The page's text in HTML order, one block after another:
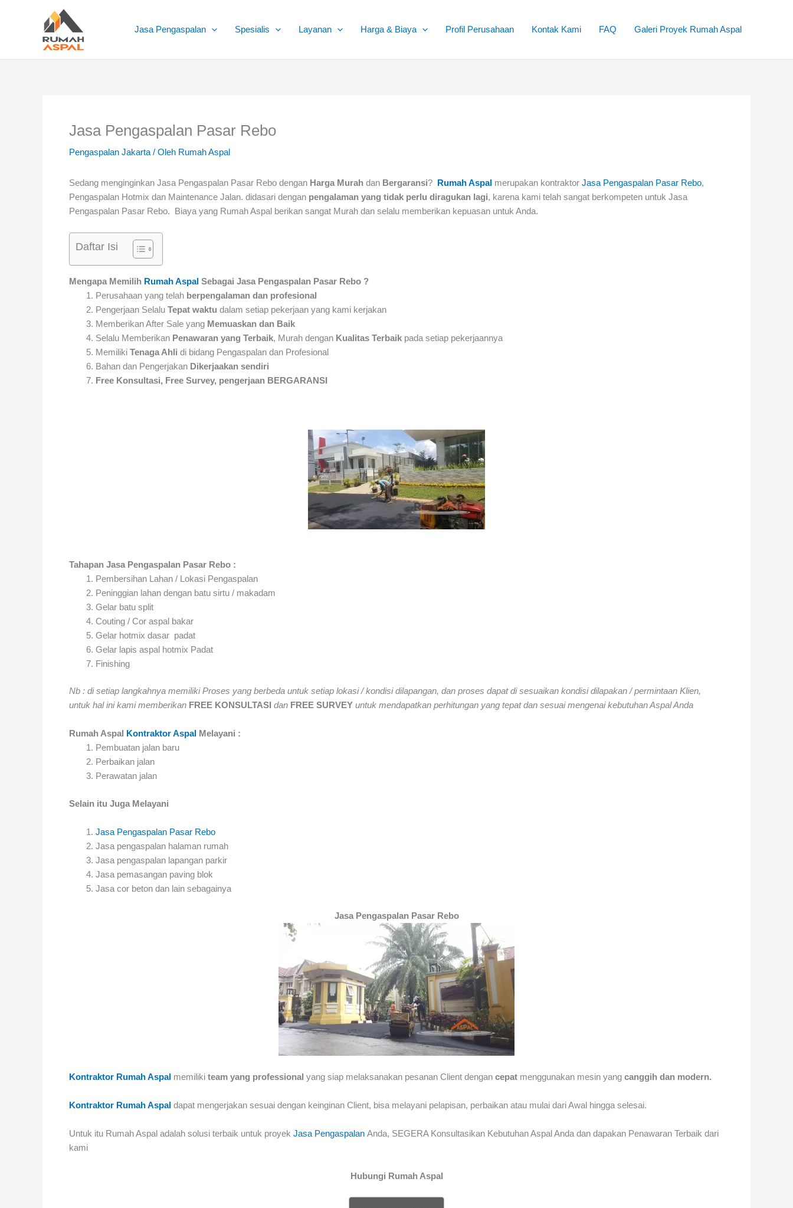
Jasa Pengaspalan Spesialis Layanan Harga & Biaya Profil Perusahaan Kontak Kami FAQ Galeri Proyek Rumah Aspal
Jasa Pengaspalan Pasar Rebo
Pengaspalan Jakarta / Oleh Rumah Aspal
Sedang menginginkan Jasa Pengaspalan Pasar Rebo dengan Harga Murah dan Bergaransi? Rumah Aspal merupakan kontraktor Jasa Pengaspalan Pasar Rebo,
Pengaspalan Hotmix dan Maintenance Jalan. didasari dengan pengalaman yang tidak perlu diragukan lagi, karena kami telah sangat berkompeten untuk Jasa
Pengaspalan Pasar Rebo. Biaya yang Rumah Aspal berikan sangat Murah dan selalu memberikan kepuasan untuk Anda.
Daftar Isi
Mengapa Memilih Rumah Aspal Sebagai Jasa Pengaspalan Pasar Rebo ?
Perusahaan yang telah berpengalaman dan profesional
Pengerjaan Selalu Tepat waktu dalam setiap pekerjaan yang kami kerjakan
Memberikan After Sale yang Memuaskan dan Baik
Selalu Memberikan Penawaran yang Terbaik, Murah dengan Kualitas Terbaik pada setiap pekerjaannya
Memiliki Tenaga Ahli di bidang Pengaspalan dan Profesional
Bahan dan Pengerjakan Dikerjaakan sendiri
Free Konsultasi, Free Survey, pengerjaan BERGARANSI
Tahapan Jasa Pengaspalan Pasar Rebo :
Pembersihan Lahan / Lokasi Pengaspalan
Peninggian lahan dengan batu sirtu / makadam
Gelar batu split
Couting / Cor aspal bakar
Gelar hotmix dasar padat
Gelar lapis aspal hotmix Padat
Finishing
Nb : di setiap langkahnya memiliki Proses yang berbeda untuk setiap lokasi / kondisi dilapangan, dan proses dapat di sesuaikan kondisi dilapakan / permintaan Klien,
untuk hal ini kami memberikan FREE KONSULTASI dan FREE SURVEY untuk mendapatkan perhitungan yang tepat dan sesuai mengenai kebutuhan Aspal Anda
Rumah Aspal Kontraktor Aspal Melayani :
Pembuatan jalan baru
Perbaikan jalan
Perawatan jalan
Selain itu Juga Melayani
Jasa Pengaspalan Pasar Rebo
Jasa pengaspalan halaman rumah
Jasa pengaspalan lapangan parkir
Jasa pemasangan paving blok
Jasa cor beton dan lain sebagainya
Jasa Pengaspalan Pasar Rebo
Kontraktor Rumah Aspal memiliki team yang professional yang siap melaksanakan pesanan Client dengan cepat menggunakan mesin yang canggih dan modern.
Kontraktor Rumah Aspal dapat mengerjakan sesuai dengan keinginan Client, bisa melayani pelapisan, perbaikan atau mulai dari Awal hingga selesai.
Untuk itu Rumah Aspal adalah solusi terbaik untuk proyek Jasa Pengaspalan Anda, SEGERA Konsultasikan Kebutuhan Aspal Anda dan dapakan Penawaran Terbaik dari
kami
Hubungi Rumah Aspal